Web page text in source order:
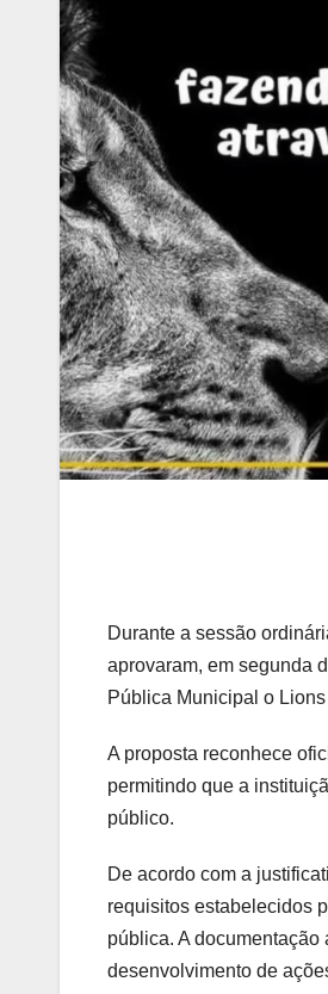
Durante a sessão
aprovaram, em segunda
Pública Municipal o
A proposta reconhece
permitindo que a
público.
De acordo com a
requisitos estabelecidos
pública. A
desenvolvimento de